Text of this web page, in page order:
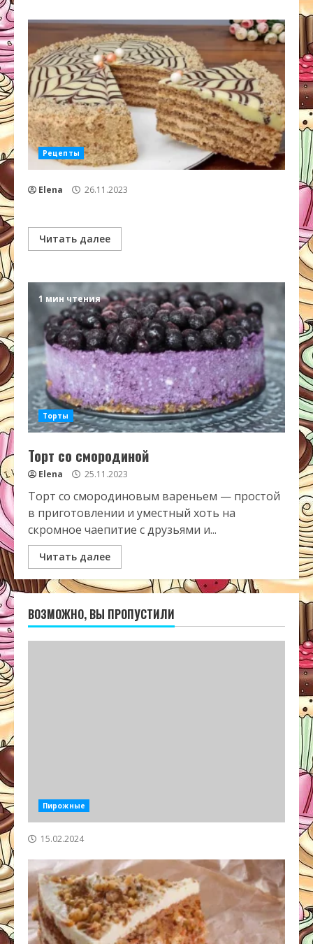
Рецепты
Elena 26.11.2023
Читать далее
1 мин чтения
Торты
Торт со смородиной
Elena 25.11.2023
Торт со смородиновым вареньем — простой
в приготовлении и уместный хоть на
скромное чаепитие с друзьями и...
Читать далее
ВОЗМОЖНО, ВЫ ПРОПУСТИЛИ
Пирожные
15.02.2024